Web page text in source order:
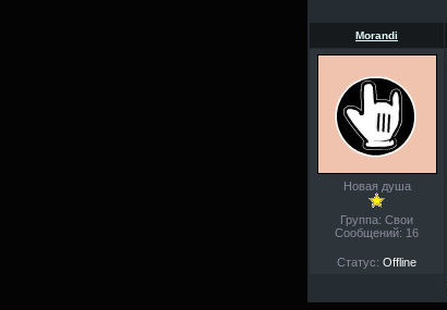
Morandi
Новая душа
Группа: Свои
Сообщений: 16
Статус: Offline